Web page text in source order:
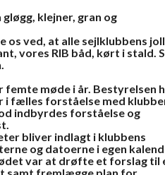
klejner, gran og
os ved, at alle sejlklubbens
vores RIB båd, kørt i stald.
femte møde i år. Bestyrelsen
fælles forståelse med
indbyrdes forståelse og
bliver indlagt i klubbens
og datoerne i egen
var at drøfte et forslag til